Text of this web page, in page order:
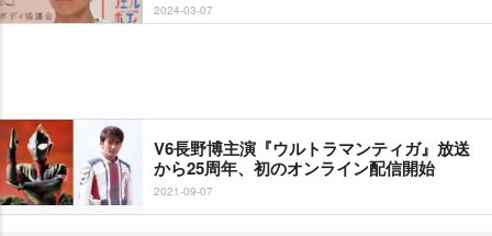
2024-03-07
V6長野博主演『ウルトラマンティガ』放送
から25周年、初のオンライン配信開始
2021-09-07